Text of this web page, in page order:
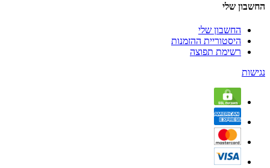
החשבון שלי
החשבון שלי
היסטוריית ההזמנות
רשימת תפוצה
נגישות